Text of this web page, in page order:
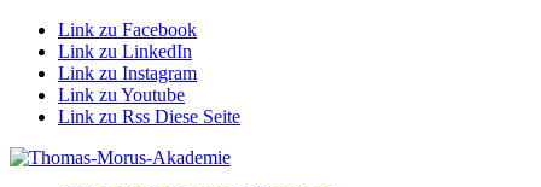
Link zu Facebook
Link zu LinkedIn
Link zu Instagram
Link zu Youtube
Link zu Rss Diese Seite